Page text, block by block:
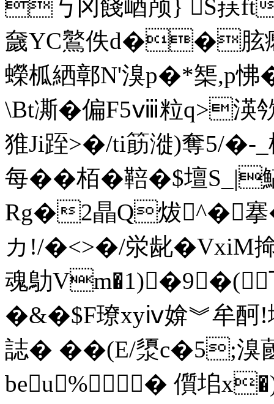
丂冈餞崷颅} S荴ft
奯YC鸄佚d��胘
蠑柧絤鄣N'溴p�*榘,p怫
\Bt凘�偏F5ⅷ粒q>渶
猚Ji跮>�/ti筯漇)奪 5/�-
每�� 栢�鞛�$壇S_|
Rg�2瞐Q炦^�搴�
カ!/�<>�/泶龀�VxiM
魂鳨Vm�1)�9�(丂
�&�$F璙xyⅳ媕︾牟酠!
誌� ��(E/澃c�5;溴蔮)
beu%� 儨垖